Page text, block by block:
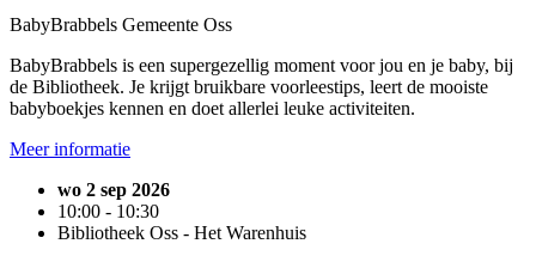
BabyBrabbels Gemeente Oss
BabyBrabbels is een supergezellig moment voor jou en je baby, bij
de Bibliotheek. Je krijgt bruikbare voorleestips, leert de mooiste
babyboekjes kennen en doet allerlei leuke activiteiten.
Meer informatie
wo 2 sep 2026
10:00 - 10:30
Bibliotheek Oss - Het Warenhuis